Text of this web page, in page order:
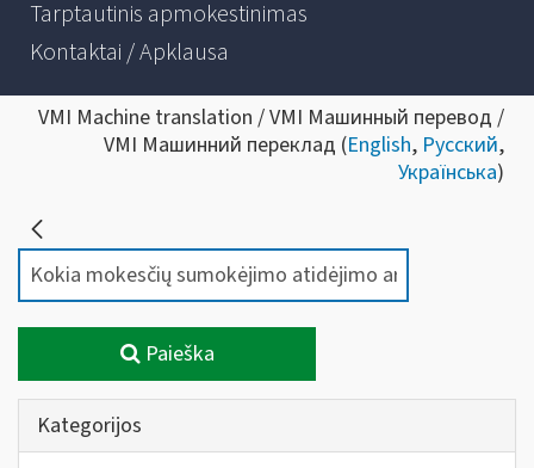
Tarptautinis apmokestinimas
Kontaktai / Apklausa
VMI Machine translation / VMI Машинный перевод /
VMI Машинний переклад (English, Русский,
Українська)
Paieška
Kategorijos